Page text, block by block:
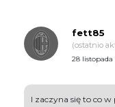
fett85
(ostatnio
28 listopada
I zaczyna się to co